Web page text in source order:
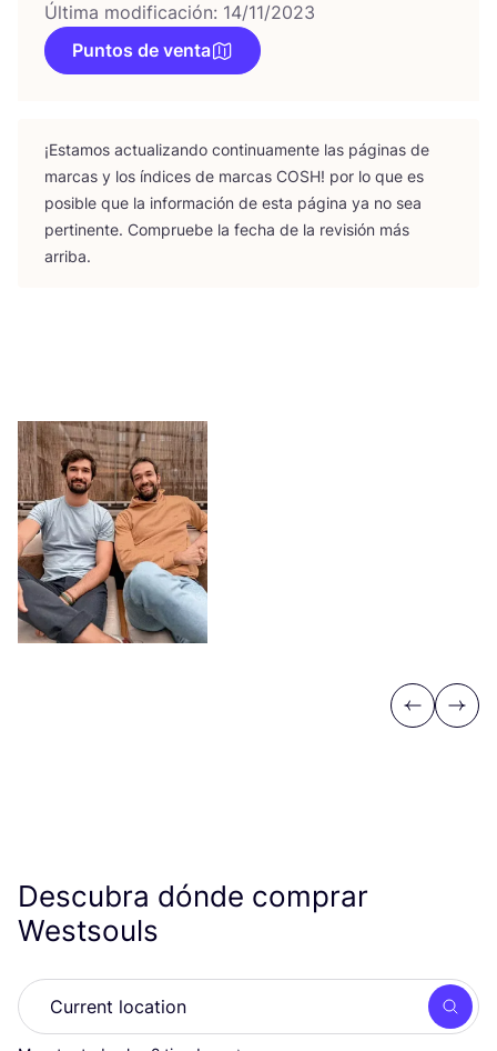
Última modificación: 14/11/2023
Puntos de venta
¡Esta­mos actua­li­zan­do con­ti­nua­men­te las pági­nas de
mar­cas y los índi­ces de mar­cas COSH! por lo que es
posi­ble que la infor­ma­ción de esta pági­na ya no sea
per­ti­nen­te. Com­prue­be la fecha de la revi­sión más
arriba.
Previous
Next
Descubra dónde comprar
Westsouls